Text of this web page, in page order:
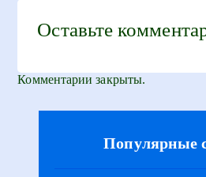
Оставьте
Комментарии закрыты.
Популярные